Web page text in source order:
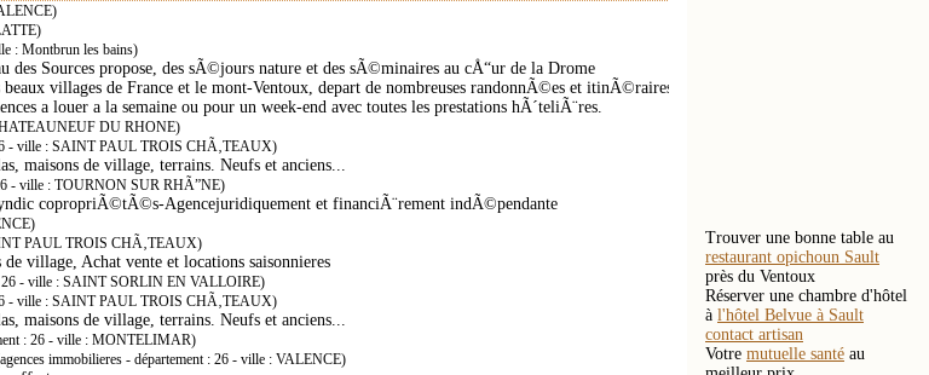
: Montbrun les bains)
Sources propose, des sÃ©jours nature et des sÃ©minaires au cÅ“ur de la Drome
villages de France et le mont-Ventoux, depart de nombreuses randonnÃ©es et itinÃ©raires
a louer a la semaine ou pour un week-end avec toutes les prestations hÃ´teliÃ¨res.
DU RHONE)
- ville : SAINT PAUL TROIS CHÃ‚TEAUX)
maisons de village, terrains. Neufs et anciens...
- ville : TOURNON SUR RHÃ”NE)
copropriÃ©tÃ©s-Agencejuridiquement et financiÃ¨rement indÃ©pendante
PAUL TROIS CHÃ‚TEAUX)
village, Achat vente et locations saisonnieres
26 - ville : SAINT SORLIN EN VALLOIRE)
- ville : SAINT PAUL TROIS CHÃ‚TEAUX)
maisons de village, terrains. Neufs et anciens...
: 26 - ville : MONTELIMAR)
immobilieres - département : 26 - ville : VALENCE)
Trouver une bonne table au
restaurant opichoun Sault
près du Ventoux
Réserver une chambre d'hôtel
à l'hôtel Belvue à Sault
contact artisan
Votre mutuelle santé au